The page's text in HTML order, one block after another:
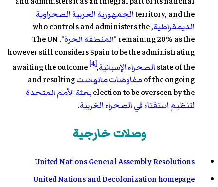
territory, and theالجمهورية العربية الصحراوية
الديمقراطية , who controls and administers the
remaining 20% as the " المنطقة الحرة ". The UN
however still considers Spain to be the administrating
state of theالصحراء الإسبانية,
[4]
awaiting the outcome
of the ongoingمفاوضات مانهاستand resulting
election to be overseen by theبعثة الأمم المتحدة
لتنظيم استفتاء في الصحراء الغربية.
وصلات خارجية
United Nations General Assembly Resolutions
United Nations and Decolonization homepage